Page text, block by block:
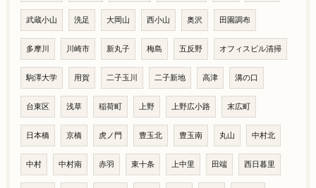
武蔵小山 洗足 大岡山 西小山 奥沢 田園調布
多摩川 川崎市 新丸子 梅島 五反野 オフィスビル清掃
駒澤大学 用賀 二子玉川 二子新地 高津 溝の口
台東区 浅草 稲荷町 上野 上野広小路 末広町
日本橋 京橋 虎ノ門 豊玉北 豊玉南 丸山 中村北
中村 中村南 赤羽 東十条 上中里 田端 西日暮里